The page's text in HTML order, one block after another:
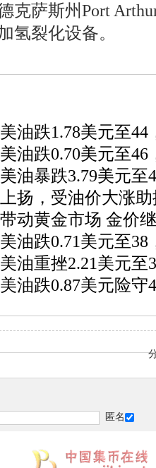
克萨斯州Port
氢裂化设备。
油跌1.78美元至
油跌0.70美元至
油暴跌3.79美元至
扬，受油价大涨助
动黄金市场 金价
油跌0.71美元至
油重挫2.21美元至
油跌0.87美元险守
匿名